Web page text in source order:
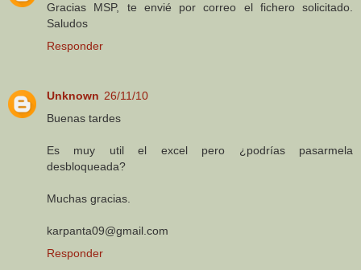
Gracias MSP, te envié por correo el fichero solicitado.
Saludos
Responder
Unknown 26/11/10
Buenas tardes
Es muy util el excel pero ¿podrías pasarmela
desbloqueada?
Muchas gracias.
karpanta09@gmail.com
Responder